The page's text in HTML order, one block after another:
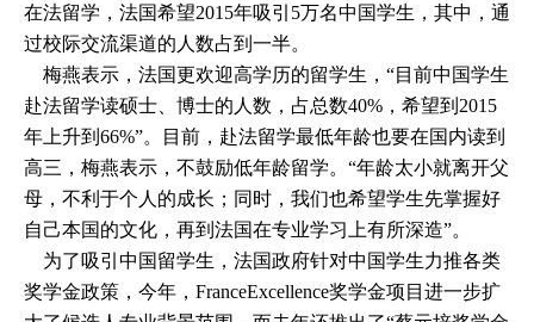
在法留学，法国希望2015年吸引5万名中国学生，其中，通
过校际交流渠道的人数占到一半。
梅燕表示，法国更欢迎高学历的留学生，“目前中国学生
赴法留学读硕士、博士的人数，占总数40%，希望到2015
年上升到66%”。目前，赴法留学最低年龄也要在国内读到
高三，梅燕表示，不鼓励低年龄留学。“年龄太小就离开父
母，不利于个人的成长；同时，我们也希望学生先掌握好
自己本国的文化，再到法国在专业学习上有所深造”。
为了吸引中国留学生，法国政府针对中国学生力推各类
奖学金政策，今年，FranceExcellence奖学金项目进一步扩